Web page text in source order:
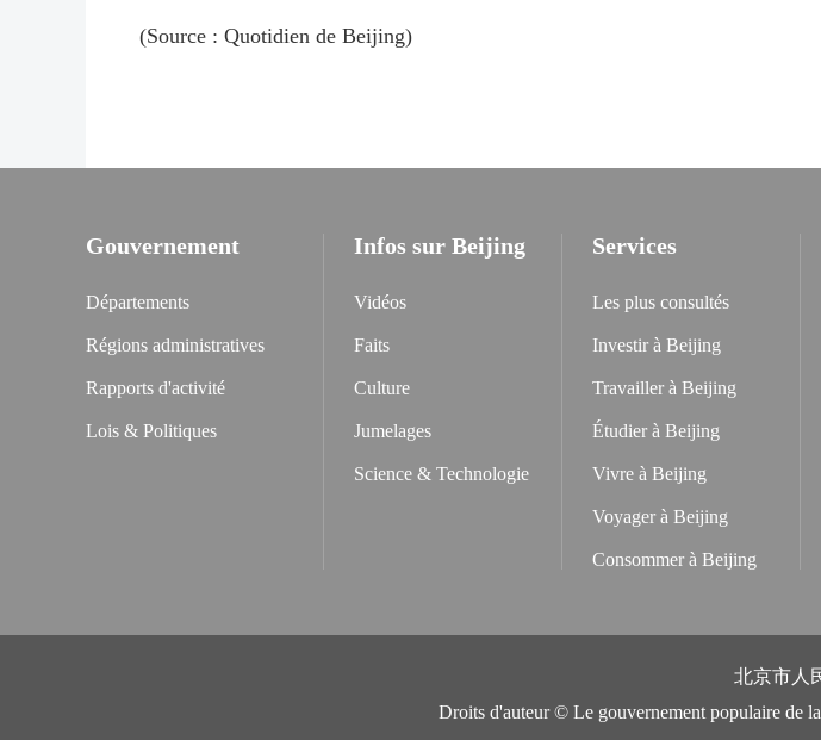
(Source : Quotidien de Beijing)
Gouvernement
Départements
Régions administratives
Rapports d'activité
Lois & Politiques
Infos sur Beijing
Vidéos
Faits
Culture
Jumelages
Science & Technologie
Services
Les plus consultés
Investir à Beijing
Travailler à Beijing
Étudier à Beijing
Vivre à Beijing
Voyager à Beijing
Consommer à Beijing
北京市人
Droits d'auteur © Le gouvernement populaire de